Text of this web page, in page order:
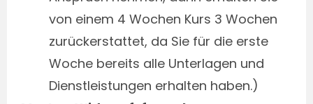
von einem 4 Wochen Kurs 3 Wochen
zurückerstattet, da Sie für die erste
Woche bereits alle Unterlagen und
Dienstleistungen erhalten haben.)